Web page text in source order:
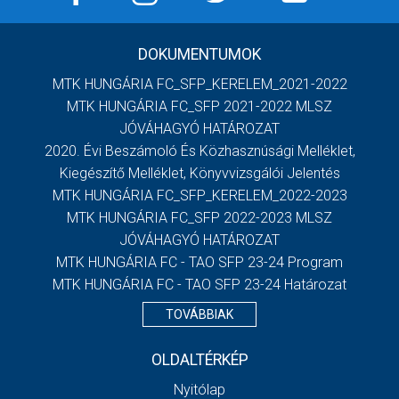
DOKUMENTUMOK
MTK HUNGÁRIA FC_SFP_KERELEM_2021-2022
MTK HUNGÁRIA FC_SFP 2021-2022 MLSZ
JÓVÁHAGYÓ HATÁROZAT
2020. Évi Beszámoló És Közhasznúsági Melléklet,
Kiegészítő Melléklet, Könyvvizsgálói Jelentés
MTK HUNGÁRIA FC_SFP_KERELEM_2022-2023
MTK HUNGÁRIA FC_SFP 2022-2023 MLSZ
JÓVÁHAGYÓ HATÁROZAT
MTK HUNGÁRIA FC - TAO SFP 23-24 Program
MTK HUNGÁRIA FC - TAO SFP 23-24 Határozat
TOVÁBBIAK
OLDALTÉRKÉP
Nyitólap